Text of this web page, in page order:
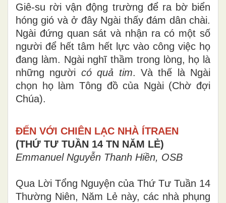
Giê-su rời vận động trường để ra bờ biển
hóng gió và ở đây Ngài thấy đám dân chài.
Ngài đứng quan sát và nhận ra có một số
người để hết tâm hết lực vào công việc họ
đang làm. Ngài nghĩ thầm trong lòng, họ là
những người có quả tim. Và thế là Ngài
chọn họ làm Tông đồ của Ngài (Chờ đợi
Chúa).
ĐẾN VỚI CHIÊN LẠC NHÀ ÍTRAEN
(THỨ TƯ TUẦN 14 TN NĂM LẺ)
Emmanuel Nguyễn Thanh Hiền, OSB
Qua Lời Tổng Nguyện của Thứ Tư Tuần 14
Thường Niên, Năm Lẻ này, các nhà phụng